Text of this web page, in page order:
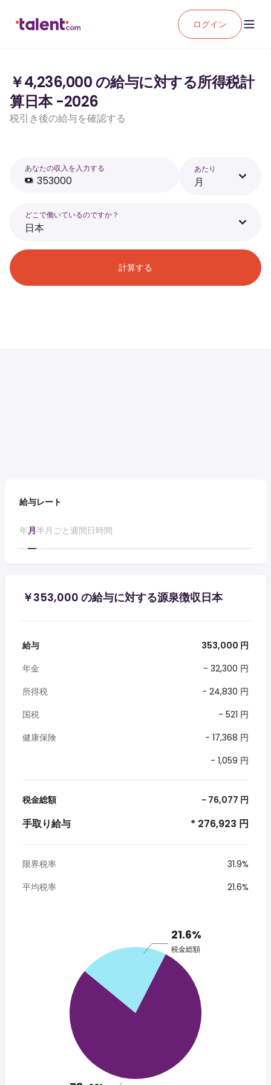
ログイン
￥4,236,000 の給与に対する所得税計
算日本 -2026
税引き後の給与を確認する
あなたの収入を入力する あたり
月
どこで働いているのですか？
日本
計算する
給与レート
年月半月ごと週間日時間
￥353,000 の給与に対する源泉徴収日本
給与
353,000 円
年金
- 32,300 円
所得税
- 24,830 円
国税
- 521 円
健康保険
- 17,368 円
- 1,059 円
税金総額 - 76,077 円
手取り給与 * 276,923 円
限界税率
31.9%
平均税率
21.6%
21.6%
税金総額